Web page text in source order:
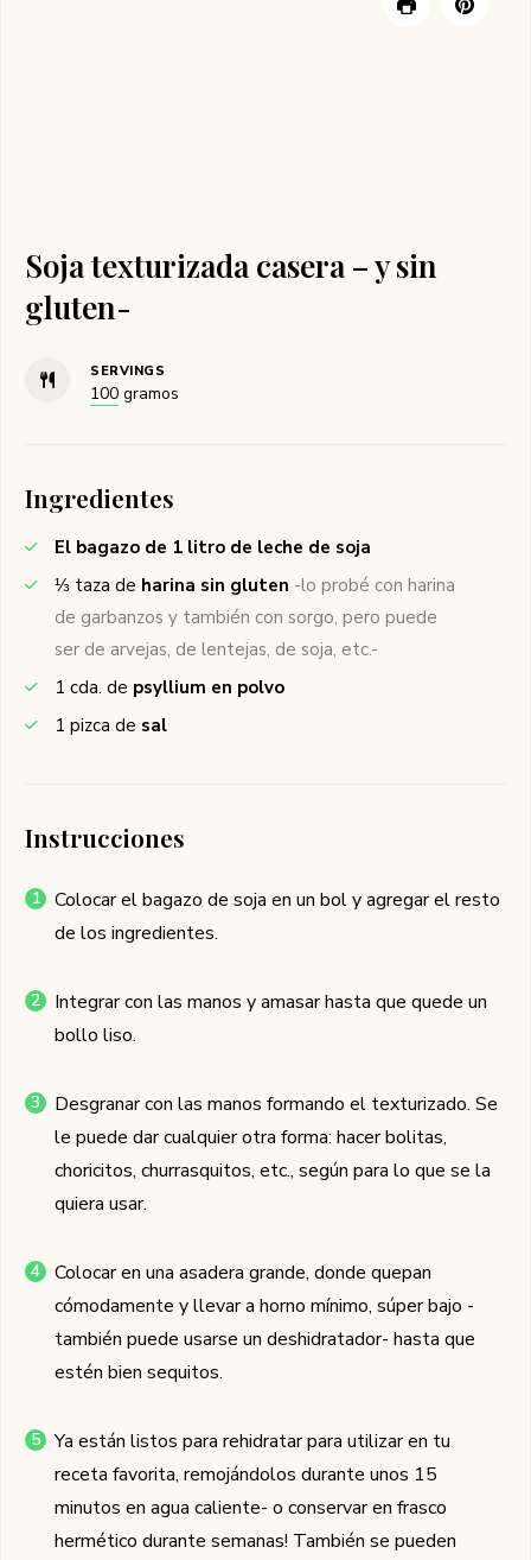
Soja texturizada casera – y sin
gluten-
SERVINGS
100 gramos
Ingredientes
El bagazo de 1 litro de leche de soja
⅓ taza de harina sin gluten -lo probé con harina
de garbanzos y también con sorgo, pero puede
ser de arvejas, de lentejas, de soja, etc.-
1 cda. de psyllium en polvo
1 pizca de sal
Instrucciones
Colocar el bagazo de soja en un bol y agregar el resto
de los ingredientes.
Integrar con las manos y amasar hasta que quede un
bollo liso.
Desgranar con las manos formando el texturizado. Se
le puede dar cualquier otra forma: hacer bolitas,
choricitos, churrasquitos, etc., según para lo que se la
quiera usar.
Colocar en una asadera grande, donde quepan
cómodamente y llevar a horno mínimo, súper bajo -
también puede usarse un deshidratador- hasta que
estén bien sequitos.
Ya están listos para rehidratar para utilizar en tu
receta favorita, remojándolos durante unos 15
minutos en agua caliente- o conservar en frasco
hermético durante semanas! También se pueden